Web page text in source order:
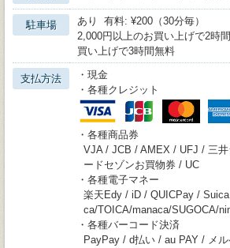
駐車場
あり 有料: ¥200（30分毎）
2,000円以上のお買い上げで2時
買い上げで3時間無料
支払方法
・現金
・各種クレジット
・各種商品券
VJA / JCB / AMEX / UFJ / 三井
ードセゾンお買物券 / UC
・各種電子マネー
楽天Edy / iD / QUICPay /
ca/TOICA/manaca/SUGOCA/
・各種バーコード決済
PayPay / d払い / au PAY / メ